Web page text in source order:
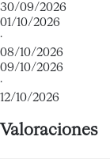
30/09/2026
01/10/2026
·
08/10/2026
09/10/2026
·
12/10/2026
Valoraciones